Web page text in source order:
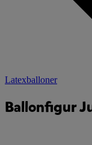
Latexballoner
Ballonfigur